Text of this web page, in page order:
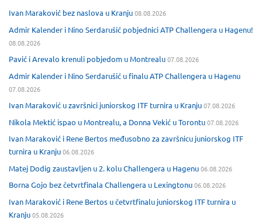
Ivan Maraković bez naslova u Kranju08.08.2026
Admir Kalender i Nino Serdarušić pobjednici ATP Challengera u Hagenu!
08.08.2026
Pavić i Arevalo krenuli pobjedom u Montrealu07.08.2026
Admir Kalender i Nino Serdarušić u finalu ATP Challengera u Hagenu
07.08.2026
Ivan Maraković u završnici juniorskog ITF turnira u Kranju07.08.2026
Nikola Mektić ispao u Montrealu, a Donna Vekić u Torontu07.08.2026
Ivan Maraković i Rene Bertos međusobno za završnicu juniorskog ITF
turnira u Kranju06.08.2026
Matej Dodig zaustavljen u 2. kolu Challengera u Hagenu06.08.2026
Borna Gojo bez četvrtfinala Challengera u Lexingtonu06.08.2026
Ivan Maraković i Rene Bertos u četvrtfinalu juniorskog ITF turnira u
Kranju05.08.2026